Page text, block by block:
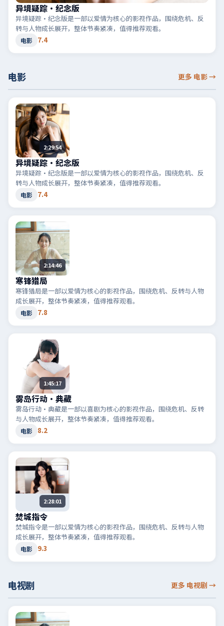
异境疑踪·纪念版
异境疑踪·纪念版是一部以爱情为核心的影视作品，围绕危机、反
转与人物成长展开，整体节奏紧凑，值得推荐观看。
电影 7.4
电影 更多 电影→
2:29:54
异境疑踪·纪念版
异境疑踪·纪念版是一部以爱情为核心的影视作品，围绕危机、反
转与人物成长展开，整体节奏紧凑，值得推荐观看。
电影 7.4
2:14:46
寒锋猎局
寒锋猎局是一部以爱情为核心的影视作品，围绕危机、反转与人物
成长展开，整体节奏紧凑，值得推荐观看。
电影 7.8
1:45:17
雾岛行动·典藏
雾岛行动·典藏是一部以喜剧为核心的影视作品，围绕危机、反转
与人物成长展开，整体节奏紧凑，值得推荐观看。
电影 8.2
2:28:01
焚城指令
焚城指令是一部以爱情为核心的影视作品，围绕危机、反转与人物
成长展开，整体节奏紧凑，值得推荐观看。
电影 9.3
电视剧 更多 电视剧 →